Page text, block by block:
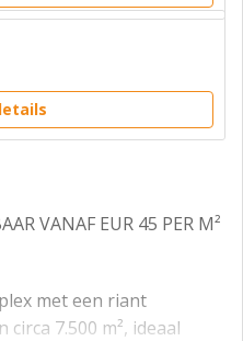
VANAF EUR 45 PER M²
met een riant
7.500 m², ideaal